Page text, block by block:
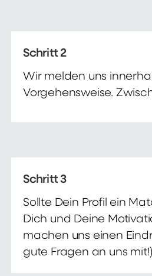
Schritt 2
Wir melden uns
Vorgehensweise.
Schritt 3
Sollte Dein Profil ein
Dich und Deine
machen uns einen
gute Fragen an uns mit!)